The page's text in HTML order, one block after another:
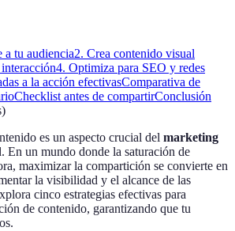
a tu audiencia2. Crea contenido visual
4. Optimiza para SEO y redes
a la acción efectivasComparativa de
Checklist antes de compartirConclusión
)
es un aspecto crucial del marketing
En un mundo donde la saturación de
maximizar la compartición se convierte en
la visibilidad y el alcance de las
cinco estrategias efectivas para
de contenido, garantizando que tu